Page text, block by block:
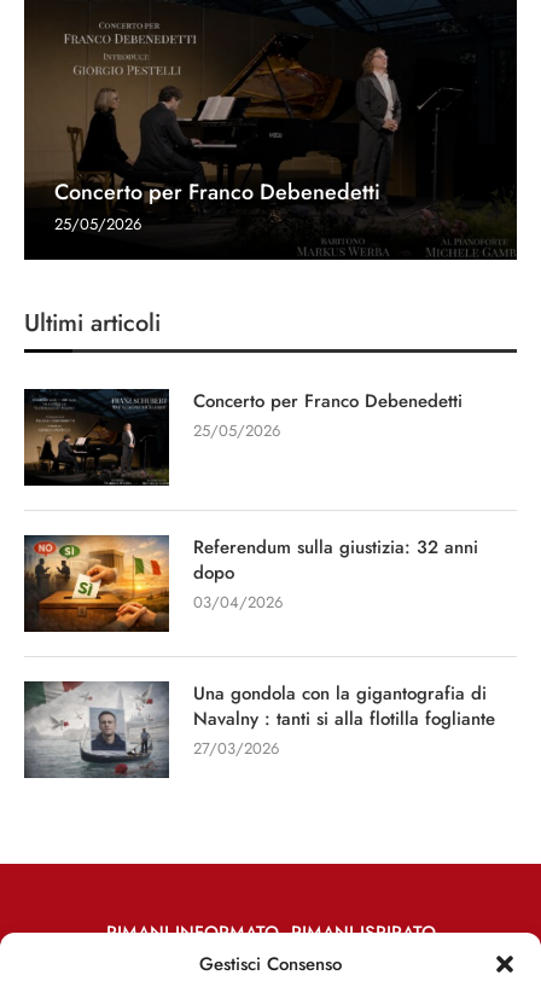
Gestisci Consenso
Concerto per Franco Debenedetti
25/05/2026
Ultimi articoli
Concerto per Franco Debenedetti
25/05/2026
Referendum sulla giustizia: 32 anni
dopo
03/04/2026
Una gondola con la gigantografia di
Navalny : tanti si alla flotilla fogliante
27/03/2026
RIMANI INFORMATO, RIMANI ISPIRATO